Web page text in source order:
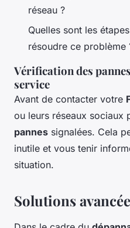
réseau ?
Quelles sont les
résoudre ce problème
Vérification des
service
Avant de contacter votre
ou leurs réseaux
pannes signalées. Cela
inutile et vous tenir
situation.
Solutions